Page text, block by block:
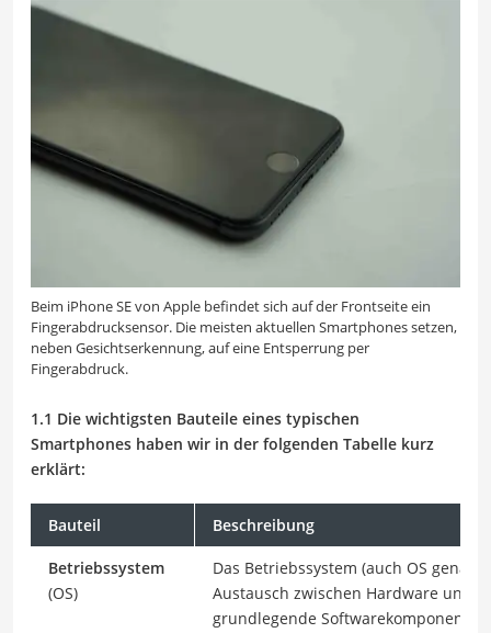
Beim iPhone SE von Apple befindet sich auf der Frontseite ein
Fingerabdrucksensor. Die meisten aktuellen Smartphones setzen,
neben Gesichtserkennung, auf eine Entsperrung per
Fingerabdruck.
1.1 Die wichtigsten Bauteile eines typischen
Smartphones haben wir in der folgenden Tabelle kurz
erklärt:
Bauteil Beschreibung
Betriebssystem
(OS)
Das Betriebssystem (auch OS
Austausch zwischen Hardware und
grundlegende Softwarekomponente,